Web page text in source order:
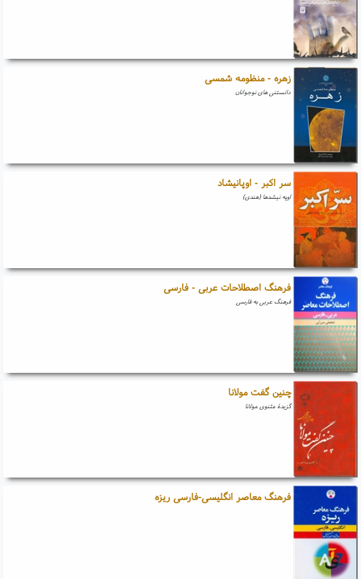
زهره - منظومه شمسی
دانستنی های نوجوانان
سر اکبر - اوپانیشاد
اوپه نیشدها (هندی)
فرهنگ اصطلاحات عربی - فارسی
فرهنگ عربی به فارسی
چنین گفت مولانا
گزیدۀ مثنوی مولانا
فرهنگ معاصر انگلیسی-فارسی ریزه